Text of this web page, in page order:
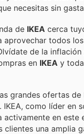
necesitas sin
de IKEA cerca
aprovechar todos
de la
en IKEA y
grandes ofertas de
como líder en
activamente en este
clientes una amplia